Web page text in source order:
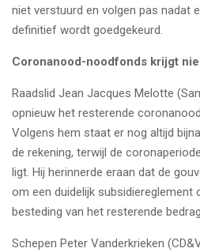
niet verstuurd en volgen pas nadat
definitief wordt goedgekeurd.
Coronanood-noodfonds krijgt
Raadslid Jean Jacques Melotte
opnieuw het resterende
Volgens hem staat er nog altijd
de rekening, terwijl de
ligt. Hij herinnerde eraan dat de
om een duidelijk subsidiereglement
besteding van het resterende
Schepen Peter Vanderkrieken